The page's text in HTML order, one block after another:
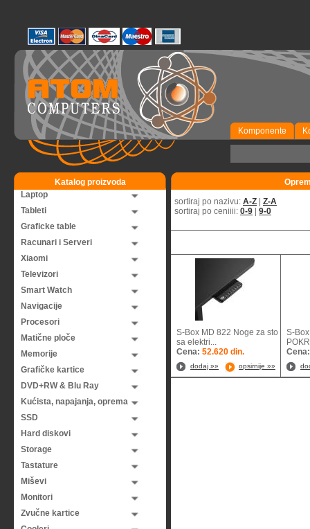
Komponente
Katalog proizvoda
Laptop
Tableti
Graficke table
Racunari i Serveri
Xiaomi
Televizori
Smart Watch
Navigacije
Procesori
Matične ploče
Memorije
Grafičke kartice
DVD+RW & Blu Ray
Kućista, napajanja, oprema
SSD
Hard diskovi
Storage
Tastature
Miševi
Monitori
Zvučne kartice
sortiraj po nazivu: A-Z
Z-A
sortiraj po ceniiii: 0-9 9-0
S-Box MD 822 Noge za sto
sa elektri...
Cena: 52.620 din.
dodaj »» opsirnije »»
S-